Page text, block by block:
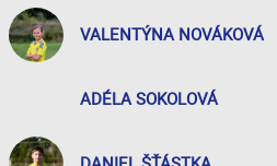
VALENTÝNA NOVÁKOVÁ
ADÉLA SOKOLOVÁ